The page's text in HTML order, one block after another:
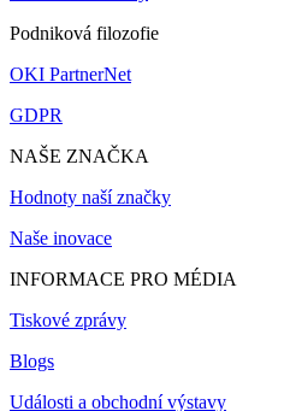
Podniková filozofie
OKI PartnerNet
GDPR
NAŠE ZNAČKA
Hodnoty naší značky
Naše inovace
INFORMACE PRO MÉDIA
Tiskové zprávy
Blogs
Události a obchodní výstavy